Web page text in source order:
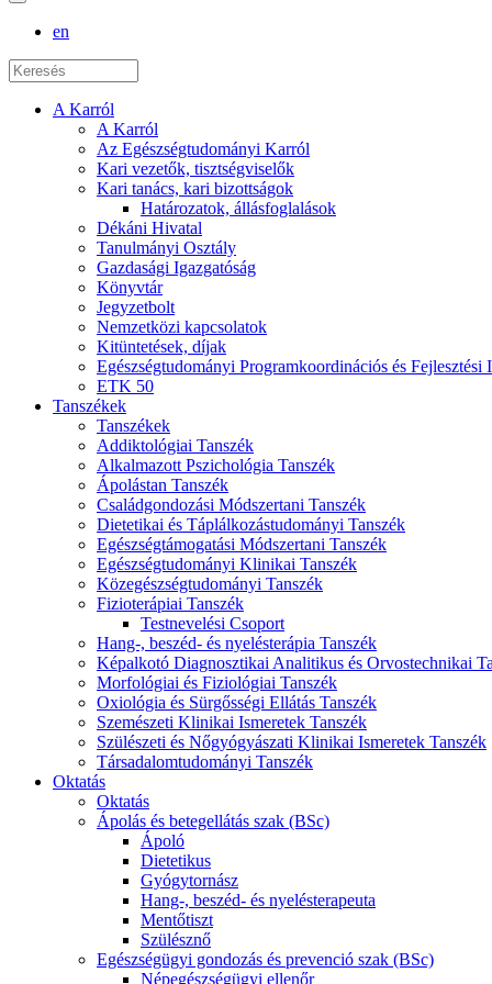
en
A Karról
A Karról
Az Egészségtudományi Karról
Kari vezetők, tisztségviselők
Kari tanács, kari bizottságok
Határozatok, állásfoglalások
Dékáni Hivatal
Tanulmányi Osztály
Gazdasági Igazgatóság
Könyvtár
Jegyzetbolt
Nemzetközi kapcsolatok
Kitüntetések, díjak
Egészségtudományi Programkoordinációs és Fejlesztési
ETK 50
Tanszékek
Tanszékek
Addiktológiai Tanszék
Alkalmazott Pszichológia Tanszék
Ápolástan Tanszék
Családgondozási Módszertani Tanszék
Dietetikai és Táplálkozástudományi Tanszék
Egészségtámogatási Módszertani Tanszék
Egészségtudományi Klinikai Tanszék
Közegészségtudományi Tanszék
Fizioterápiai Tanszék
Testnevelési Csoport
Hang-, beszéd- és nyelésterápia Tanszék
Képalkotó Diagnosztikai Analitikus és Orvostechnikai
Morfológiai és Fiziológiai Tanszék
Oxiológia és Sürgősségi Ellátás Tanszék
Szemészeti Klinikai Ismeretek Tanszék
Szülészeti és Nőgyógyászati Klinikai Ismeretek Tanszék
Társadalomtudományi Tanszék
Oktatás
Oktatás
Ápolás és betegellátás szak (BSc)
Ápoló
Dietetikus
Gyógytornász
Hang-, beszéd- és nyelésterapeuta
Mentőtiszt
Szülésznő
Egészségügyi gondozás és prevenció szak (BSc)
Népegészségügyi ellenőr